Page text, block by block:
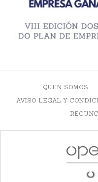
QUEN SOMOS
AVISO LEGAL Y